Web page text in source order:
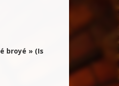
broyé » (Is